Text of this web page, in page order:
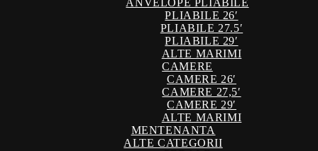
ANVELOPE PLIABILE
PLIABILE 26′
PLIABILE 27.5′
PLIABILE 29′
ALTE MARIMI
CAMERE
CAMERE 26′
CAMERE 27,5′
CAMERE 29′
ALTE MARIMI
MENTENANTA
ALTE CATEGORII